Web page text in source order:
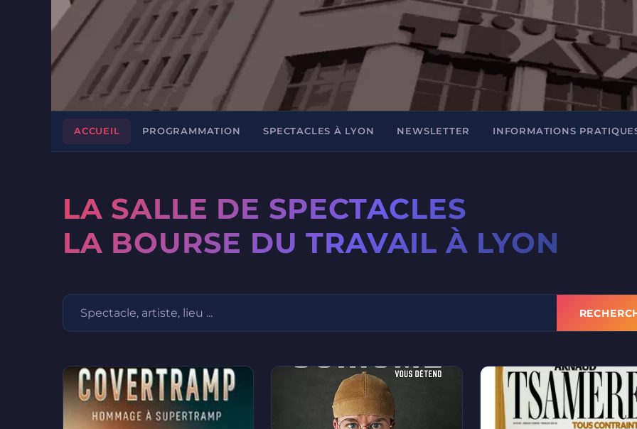
ACCUEIL PROGRAMMATION SPECTACLES À LYON NEWSLETTER INFORMATIONS
LA SALLE DE SPECTACLES
LA BOURSE DU TRAVAIL À LYON